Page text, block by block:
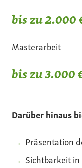
bis zu 2.000
Masterarbeit
bis zu 3.000
Darüber hinaus
Präsentation
Sichtbarkeit